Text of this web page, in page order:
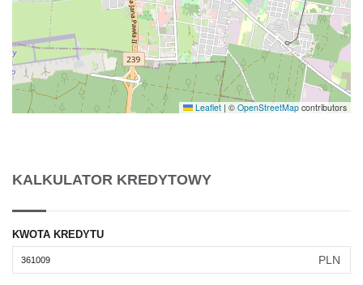
Leaflet | © OpenStreetMap contributors
KALKULATOR KREDYTOWY
KWOTA KREDYTU
PLN